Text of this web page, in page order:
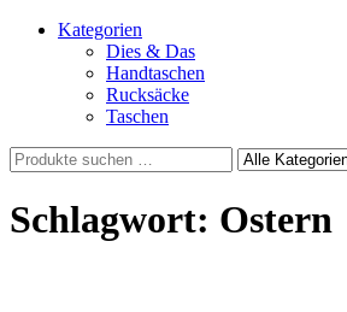
Kategorien
Dies & Das
Handtaschen
Rucksäcke
Taschen
Schlagwort: Ostern